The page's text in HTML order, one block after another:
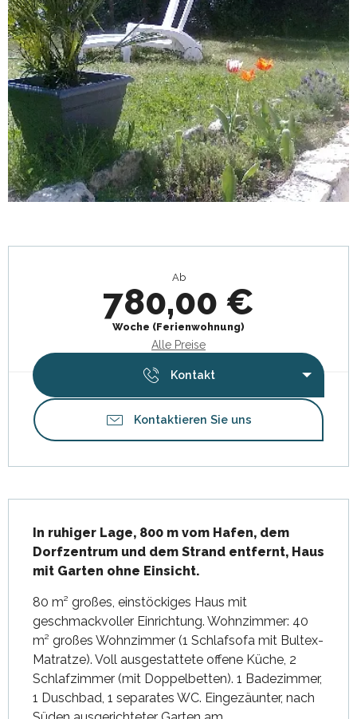
Ab
780,00 €
Woche (Ferienwohnung)
Alle Preise
Kontakt
Kontaktieren Sie uns
In ruhiger Lage, 800 m vom Hafen, dem
Dorfzentrum und dem Strand entfernt, Haus
mit Garten ohne Einsicht.
80 m² großes, einstöckiges Haus mit
geschmackvoller Einrichtung. Wohnzimmer: 40
m² großes Wohnzimmer (1 Schlafsofa mit Bultex-
Matratze). Voll ausgestattete offene Küche, 2
Schlafzimmer (mit Doppelbetten). 1 Badezimmer,
1 Duschbad, 1 separates WC. Eingezäunter, nach